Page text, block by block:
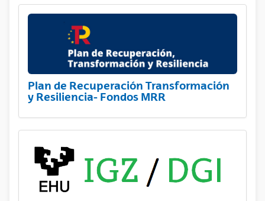
Plan de Recuperación Transformación
y Resiliencia- Fondos MRR